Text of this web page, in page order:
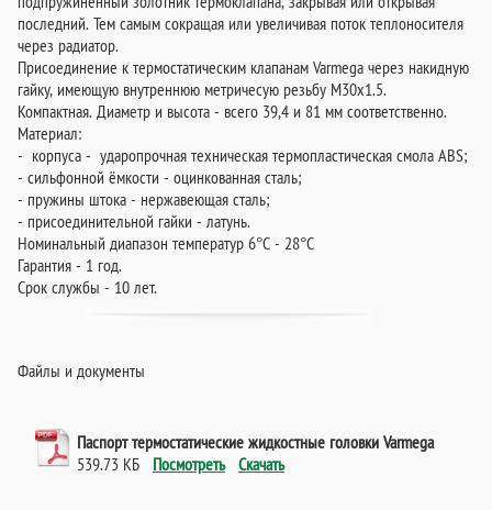
последний. Тем самым сокращая или увеличивая поток теплоносителя
через радиатор.
Присоединение к термостатическим клапанам Varmega через накидную
гайку, имеющую внутреннюю метричесую резьбу М30х1.5.
Компактная. Диаметр и высота - всего 39,4 и 81 мм соответственно.
Материал:
- корпуса - ударопрочная техническая термопластическая смола ABS;
- сильфонной ёмкости - оцинкованная сталь;
- пружины штока - нержавеющая сталь;
- присоединительной гайки - латунь.
Номинальный диапазон температур 6°C - 28°C
Гарантия - 1 год.
Срок службы - 10 лет.
Файлы и документы
Паспорт термостатические жидкостные головки Varmega
539.73 КБ Посмотреть Скачать